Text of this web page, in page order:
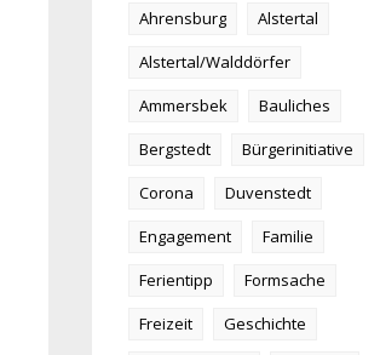
Ahrensburg
Alstertal
Alstertal/Walddörfer
Ammersbek
Bauliches
Bergstedt
Bürgerinitiative
Corona
Duvenstedt
Engagement
Familie
Ferientipp
Formsache
Freizeit
Geschichte